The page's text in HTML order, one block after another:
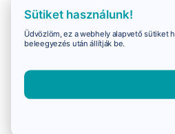
Sütiket használunk!
Üdvözlöm, ez a webhely alapvető sütiket
beleegyezés után állítják be.